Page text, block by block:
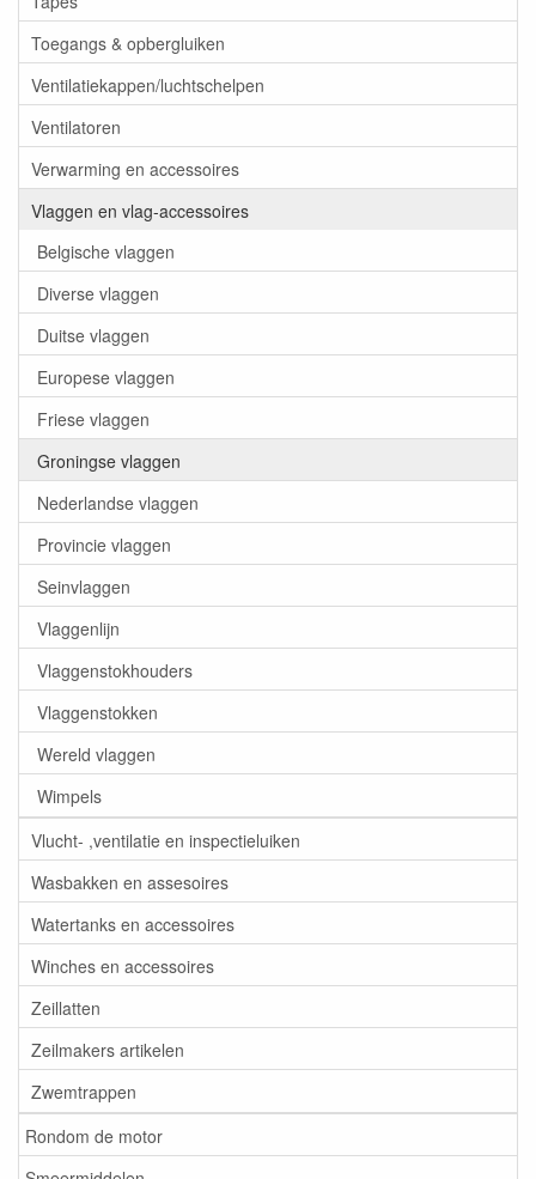
Toegangs & opbergluiken
Ventilatiekappen/luchtschelpen
Ventilatoren
Verwarming en accessoires
Vlaggen en vlag-accessoires
Belgische vlaggen
Diverse vlaggen
Duitse vlaggen
Europese vlaggen
Friese vlaggen
Groningse vlaggen
Nederlandse vlaggen
Provincie vlaggen
Seinvlaggen
Vlaggenlijn
Vlaggenstokhouders
Vlaggenstokken
Wereld vlaggen
Wimpels
Vlucht- ,ventilatie en inspectieluiken
Wasbakken en assesoires
Watertanks en accessoires
Winches en accessoires
Zeillatten
Zeilmakers artikelen
Zwemtrappen
Rondom de motor